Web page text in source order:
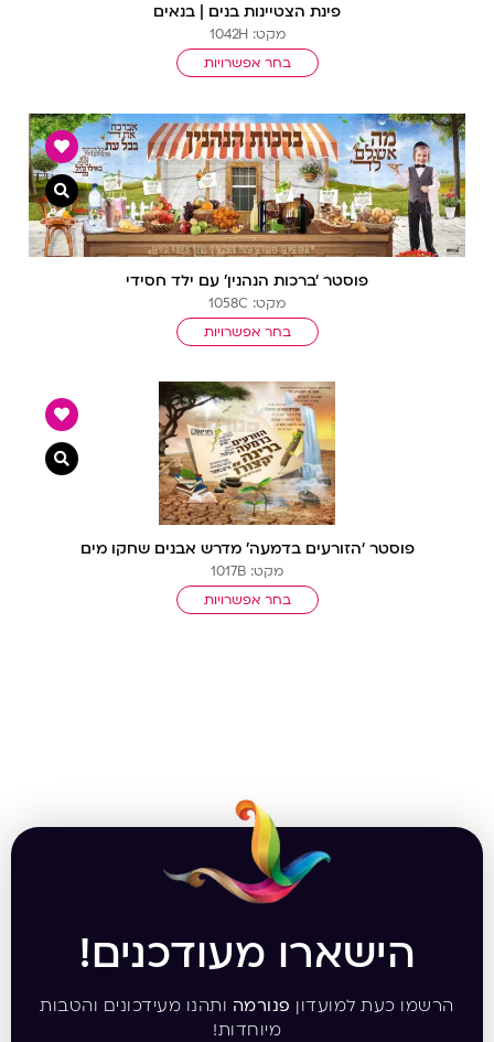
פינת הצטיינות בנים | בנאים
מקט: 1042H
בחר אפשרויות
פוסטר ‘ברכות הנהנין’ עם ילד חסידי
מקט: 1058C
בחר אפשרויות
צפייה
פוסטר ‘הזורעים בדמעה’ מדרש אבנים שחקו מים
מקט: 1017B
בחר אפשרויות
צפייה
הישארו מעודכנים!
הרשמו כעת למועדון פנורמה ותהנו מעידכונים והטבות
מיוחדות!